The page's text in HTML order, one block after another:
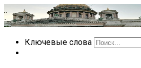
Ключевые слова